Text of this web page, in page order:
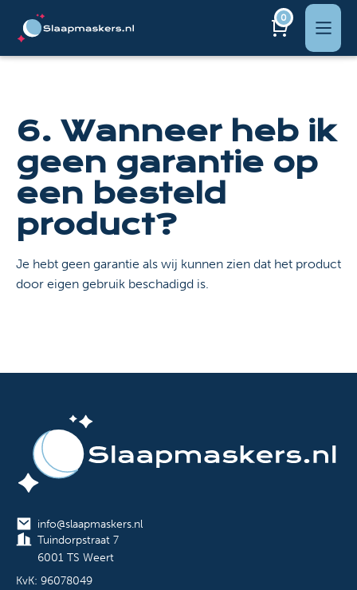
0
6. Wanneer heb ik
geen garantie op
een besteld
product?
Je hebt geen garantie als wij kunnen zien dat het product
door eigen gebruik beschadigd is.
info@slaapmaskers.nl
Tuindorpstraat 7
6001 TS Weert
KvK: 96078049